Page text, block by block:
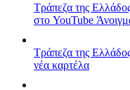
Τράπεζα της
στο YouTube
Τράπεζα της
νέα καρτέλα